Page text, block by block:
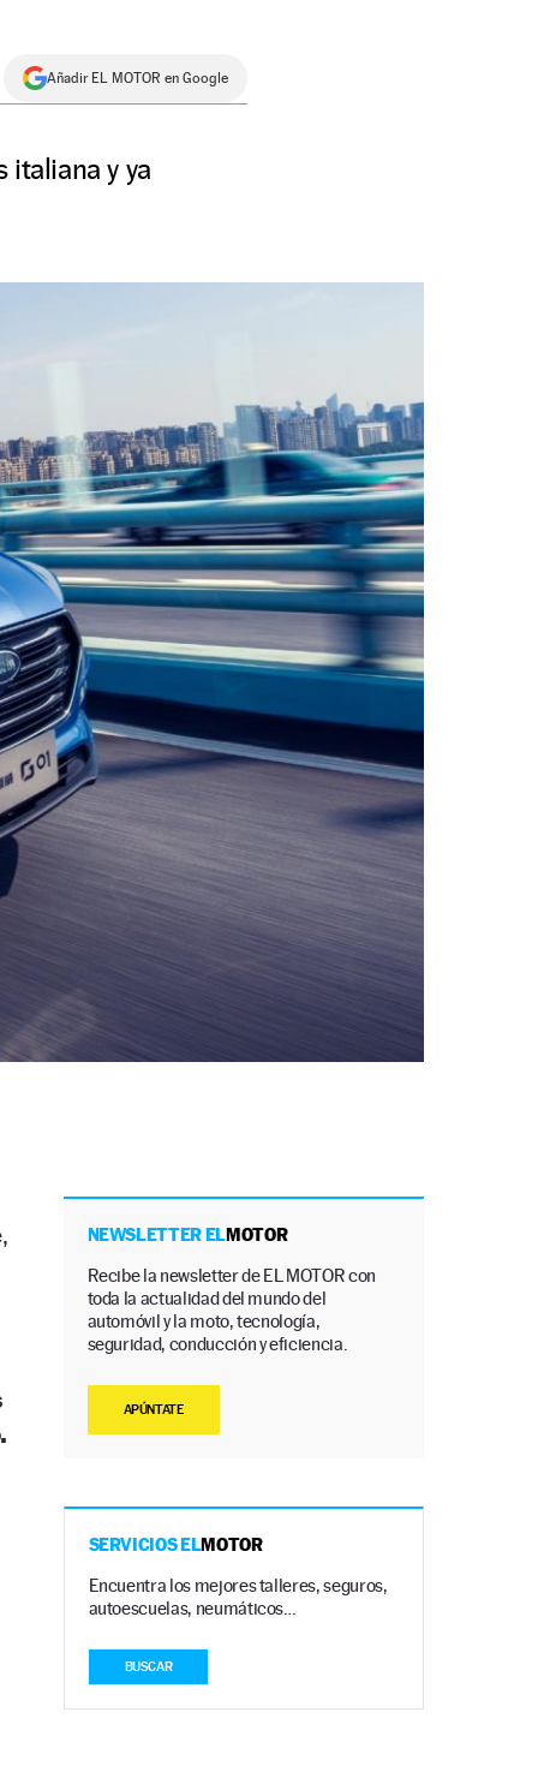
Añadir EL MOTOR en Google
y ya
NEWSLETTER ELMOTOR
Recibe la newsletter de EL MOTOR con
toda la actualidad del mundo del
automóvil y la moto, tecnología,
seguridad, conducción y eficiencia.
APÚNTATE
SERVICIOS ELMOTOR
Encuentra los mejores talleres, seguros,
autoescuelas, neumáticos…
BUSCAR